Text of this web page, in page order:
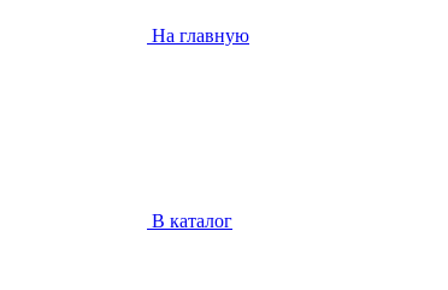
На главную
В каталог